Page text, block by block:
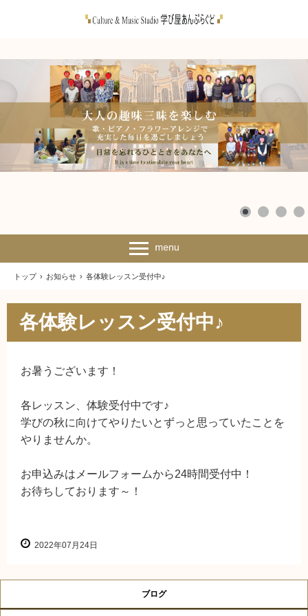
トップ › お知らせ › 各体験レッスン受付中♪
各体験レッスン受付中♪
お暑うございます！
各レッスン、体験受付中です♪
学びの秋に向けてやりたいとずっと思っていたことを
やりませんか。
お申込みはメールフォームから24時間受付中！
お待ちしております～！
2022年07月24日
ブログ